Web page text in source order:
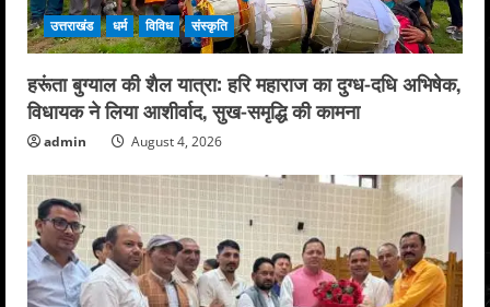
उत्तराखंड धर्म विविध संस्कृति
हरूंता बुग्याल की शैल यात्रा: हरि महाराज का दुग्ध-दधि अभिषेक,
विधायक ने लिया आशीर्वाद, सुख-समृद्धि की कामना
admin August 4, 2026